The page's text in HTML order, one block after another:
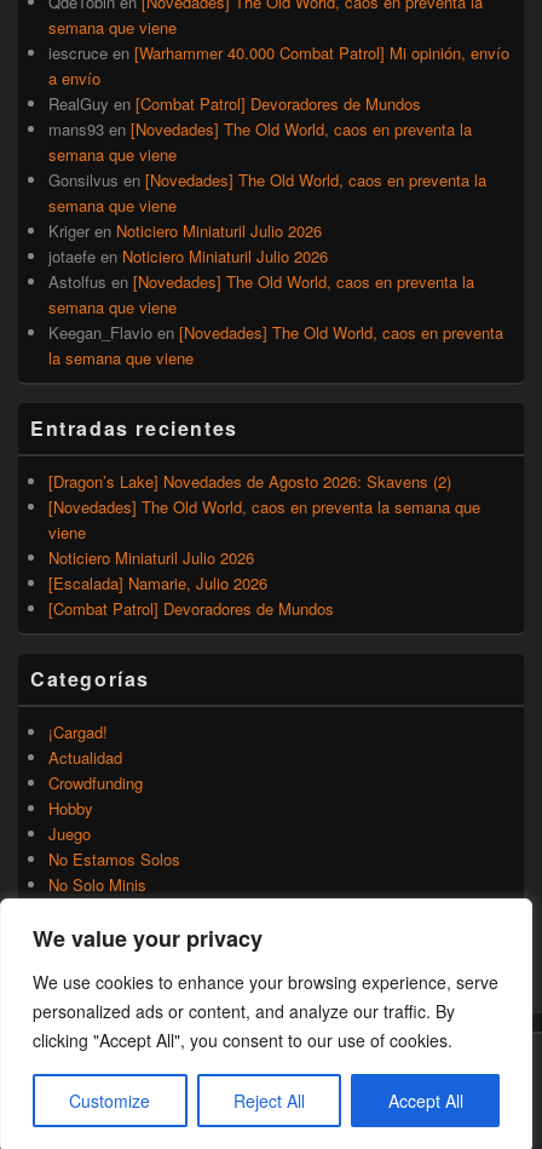
We value your privacy
We use cookies to enhance your browsing experience, serve
personalized ads or content, and analyze our traffic. By
clicking "Accept All", you consent to our use of cookies.
Customize Reject All Accept All
semana que viene
iescruce en [Warhammer 40.000 Combat Patrol] Mi opinión, envío
a envío
RealGuy en [Combat Patrol] Devoradores de Mundos
mans93 en [Novedades] The Old World, caos en preventa la
semana que viene
Gonsilvus en [Novedades] The Old World, caos en preventa la
semana que viene
Kriger en Noticiero Miniaturil Julio 2026
jotaefe en Noticiero Miniaturil Julio 2026
Astolfus en [Novedades] The Old World, caos en preventa la
semana que viene
Keegan_Flavio en [Novedades] The Old World, caos en preventa
la semana que viene
Entradas recientes
[Dragon’s Lake] Novedades de Agosto 2026: Skavens (2)
[Novedades] The Old World, caos en preventa la semana que
viene
Noticiero Miniaturil Julio 2026
[Escalada] Namarie, Julio 2026
[Combat Patrol] Devoradores de Mundos
Categorías
¡Cargad!
Actualidad
Crowdfunding
Hobby
Juego
No Estamos Solos
No Solo Minis
Rumores
Uncategorized
¡Cargad!
. Todos los Derechos Reservados.